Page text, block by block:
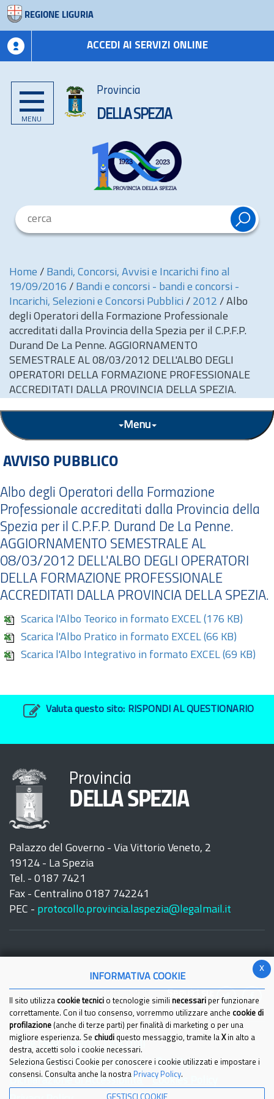
REGIONE LIGURIA
ACCEDI AI SERVIZI ONLINE
MENU
Provincia
DELLA SPEZIA
Home / Bandi, Concorsi, Avvisi e Incarichi fino al
19/09/2016 / Bandi e concorsi - bandi e concorsi -
Incarichi, Selezioni e Concorsi Pubblici / 2012 / Albo
degli Operatori della Formazione Professionale
accreditati dalla Provincia della Spezia per il C.P.F.P.
Durand De La Penne. AGGIORNAMENTO
SEMESTRALE AL 08/03/2012 DELL'ALBO DEGLI
OPERATORI DELLA FORMAZIONE PROFESSIONALE
ACCREDITATI DALLA PROVINCIA DELLA SPEZIA.
Menu
AVVISO PUBBLICO
Albo degli Operatori della Formazione
Professionale accreditati dalla Provincia della
Spezia per il C.P.F.P. Durand De La Penne.
AGGIORNAMENTO SEMESTRALE AL
08/03/2012 DELL'ALBO DEGLI OPERATORI
DELLA FORMAZIONE PROFESSIONALE
ACCREDITATI DALLA PROVINCIA DELLA SPEZIA.
Scarica l'Albo Teorico in formato EXCEL (176 KB)
Scarica l'Albo Pratico in formato EXCEL (66 KB)
Scarica l'Albo Integrativo in formato EXCEL (69 KB)
Valuta questo sito: RISPONDI AL QUESTIONARIO
Provincia
DELLA SPEZIA
Palazzo del Governo - Via Vittorio Veneto, 2
19124 - La Spezia
Tel. - 0187 7421
Fax - Centralino 0187 742241
PEC - protocollo.provincia.laspezia@legalmail.it
Seguici su:
Come raggiungerci
Link Utili
IBAN e pagamenti informatici
Partita Iva
Dichiarazione di Accessibilita'
Cookies Policy
x
INFORMATIVA COOKIE
Il sito utilizza cookie tecnici o tecnologie simili necessari per funzionare
correttamente. Con il tuo consenso, vorremmo utilizzare anche cookie di
profilazione (anche di terze parti) per finalità di marketing o per una
migliore esperienza. Se chiudi questo messaggio, tramite la Xin alto a
destra, accetti solo i cookie necessari.
Seleziona Gestisci Cookie per conoscere i cookie utilizzati e impostare i
consensi. Consulta anche la nostra Privacy Policy.